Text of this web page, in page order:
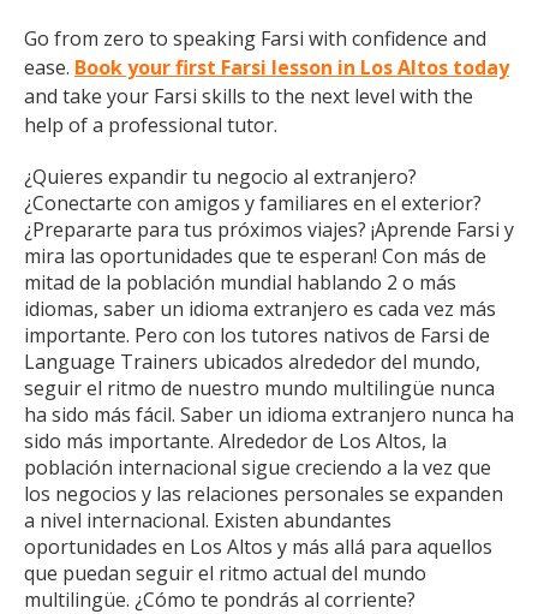
Go from zero to speaking Farsi with confidence and
ease. Book your first Farsi lesson in Los Altos today
and take your Farsi skills to the next level with the
help of a professional tutor.
¿Quieres expandir tu negocio al extranjero?
¿Conectarte con amigos y familiares en el exterior?
¿Prepararte para tus próximos viajes? ¡Aprende Farsi y
mira las oportunidades que te esperan! Con más de
mitad de la población mundial hablando 2 o más
idiomas, saber un idioma extranjero es cada vez más
importante. Pero con los tutores nativos de Farsi de
Language Trainers ubicados alrededor del mundo,
seguir el ritmo de nuestro mundo multilingüe nunca
ha sido más fácil. Saber un idioma extranjero nunca ha
sido más importante. Alrededor de Los Altos, la
población internacional sigue creciendo a la vez que
los negocios y las relaciones personales se expanden
a nivel internacional. Existen abundantes
oportunidades en Los Altos y más allá para aquellos
que puedan seguir el ritmo actual del mundo
multilingüe. ¿Cómo te pondrás al corriente?